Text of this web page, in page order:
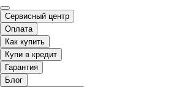
Сервисный центр
Оплата
Как купить
Купи в кредит
Гарантия
Блог